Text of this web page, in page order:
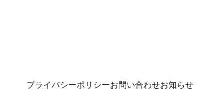
プライバシーポリシーお問い合わせお知らせ